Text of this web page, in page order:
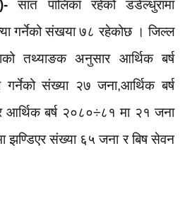
सात पालिका रहेको डडेल्धुरामा
गर्नेको संखया ७८ रहेकोछ । जिल्ल
तथ्याङक अनुसार आर्थिक बर्ष
संख्या २७ जना,आर्थिक बर्ष
बर्ष २०८०÷८१ मा २१ जना
झण्डिएर संख्या ६५जना र बिष सेवन